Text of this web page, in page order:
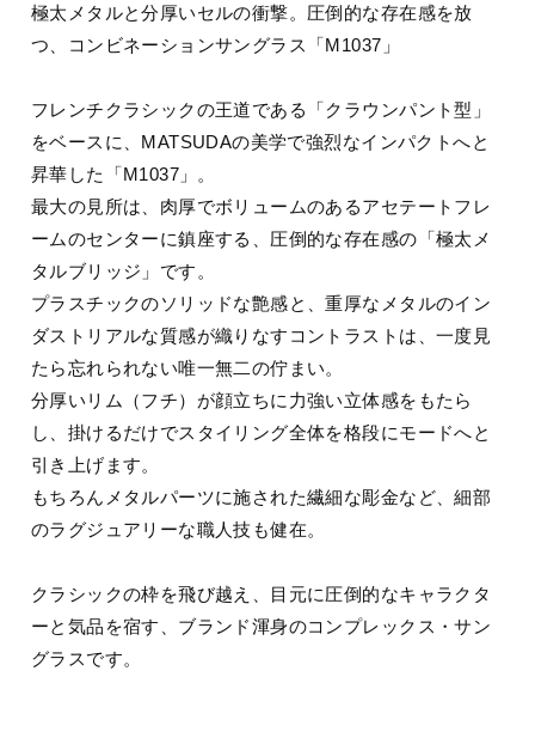
極太メタルと分厚いセルの衝撃。圧倒的な存在感を放
つ、コンビネーションサングラス「M1037」
フレンチクラシックの王道である「クラウンパント型」
をベースに、MATSUDAの美学で強烈なインパクトへと
昇華した「M1037」。
最大の見所は、肉厚でボリュームのあるアセテートフレ
ームのセンターに鎮座する、圧倒的な存在感の「極太メ
タルブリッジ」です。
プラスチックのソリッドな艶感と、重厚なメタルのイン
ダストリアルな質感が織りなすコントラストは、一度見
たら忘れられない唯一無二の佇まい。
分厚いリム（フチ）が顔立ちに力強い立体感をもたら
し、掛けるだけでスタイリング全体を格段にモードへと
引き上げます。
もちろんメタルパーツに施された繊細な彫金など、細部
のラグジュアリーな職人技も健在。
クラシックの枠を飛び越え、目元に圧倒的なキャラクタ
ーと気品を宿す、ブランド渾身のコンプレックス・サン
グラスです。